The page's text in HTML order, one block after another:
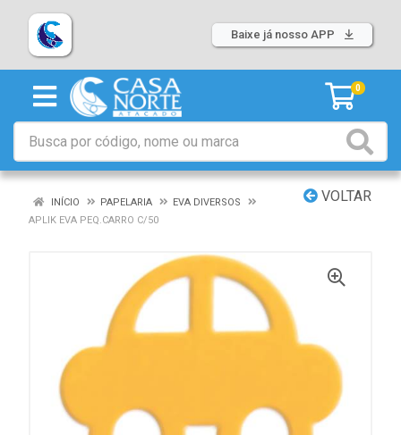
Baixe já nosso APP
0
VOLTAR
INÍCIO PAPELARIA
EVA DIVERSOS
APLIK EVA PEQ.CARRO C/50